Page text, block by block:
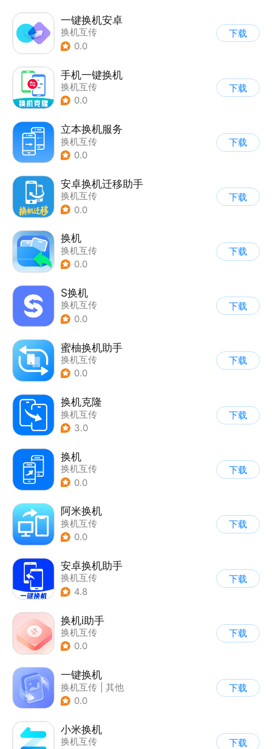
一键换机安卓
换机互传
0.0
下载
手机一键换机
换机互传
0.0
下载
立本换机服务
换机互传
0.0
下载
安卓换机迁移助手
换机互传
0.0
下载
换机
换机互传
0.0
下载
S换机
换机互传
0.0
下载
蜜柚换机助手
换机互传
0.0
下载
换机克隆
换机互传
3.0
下载
换机
换机互传
0.0
下载
阿米换机
换机互传
0.0
下载
安卓换机助手
换机互传
4.8
下载
换机i助手
换机互传
0.0
下载
一键换机
换机互传
其他
0.0
下载
小米换机
换机互传
下载